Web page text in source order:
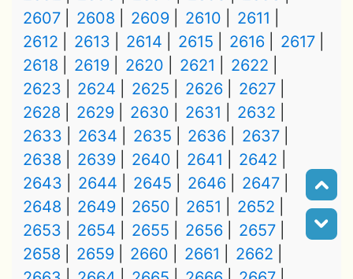
2607
2608 2609 2610
2611
2612
2613 2614 2615 2616
2617
2618
2619 2620 2621
2622
2623
2624 2625 2626
2627
2628
2629 2630 2631
2632
2633
2634 2635 2636
2637
2638
2639 2640 2641
2642
2643
2644 2645 2646
2647
2648
2649 2650 2651
2652
2653
2654 2655 2656
2657
2658
2659 2660 2661
2662